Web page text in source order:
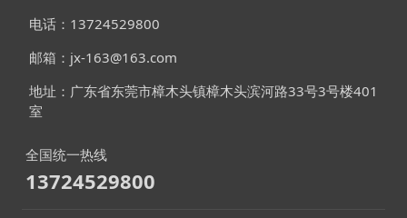
电话：13724529800
邮箱：jx-163@163.com
地址：广东省东莞市樟木头镇樟木头滨河路33号3号楼401
室
全国统一热线
13724529800